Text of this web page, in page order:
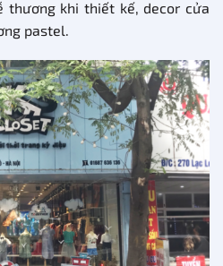
thương khi thiết kế, decor cửa
pastel.